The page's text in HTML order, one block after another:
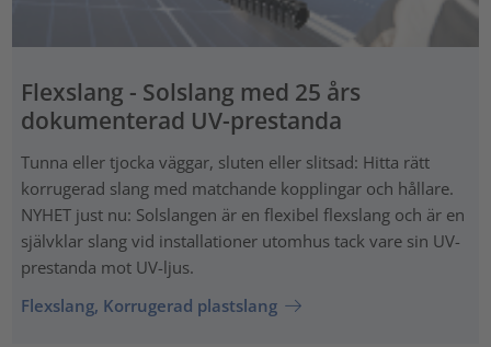
Flexslang - Solslang med 25 års
dokumenterad UV-prestanda
Tunna eller tjocka väggar, sluten eller slitsad: Hitta rätt
korrugerad slang med matchande kopplingar och hållare.
NYHET just nu: Solslangen är en flexibel flexslang och är en
självklar slang vid installationer utomhus tack vare sin UV-
prestanda mot UV-ljus.
Flexslang, Korrugerad plastslang